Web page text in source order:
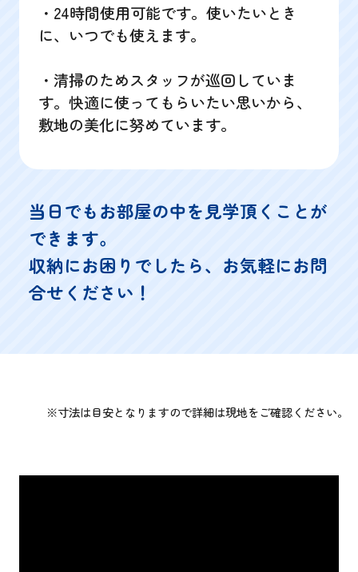
・24時間使用可能です。使いたいとき
に、いつでも使えます。
・清掃のためスタッフが巡回していま
す。快適に使ってもらいたい思いから、
敷地の美化に努めています。
当日でもお部屋の中を見学頂くことが
できます。
収納にお困りでしたら、お気軽にお問
合せください！
※寸法は目安となりますので詳細は現地をご確認ください。